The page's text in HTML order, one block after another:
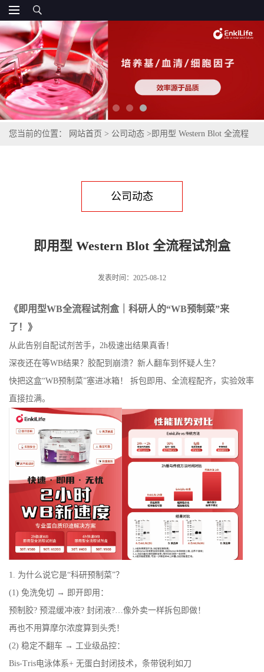
您当前的位置： 网站首页 > 公司动态 > 即用型 Western Blot 全流程
公司动态
即用型 Western Blot 全流程试剂盒
发表时间：2025-08-12
《即用型WB全流程试剂盒｜科研人的“WB预制菜”来
了！》
从此告别自配试剂苦手，2h极速出结果真香！
深夜还在等WB结果？胶配到崩溃？新人翻车到怀疑人生？
快把这盒“WB预制菜”塞进冰箱！ 拆包即用、全流程配齐，实验效率
直接拉满。
1. 为什么说它是“科研预制菜”？
(1) 免洗免切 → 即开即用：
预制胶? 预混缓冲液? 封闭液?…像外卖一样拆包即做！
再也不用算摩尔浓度算到头秃！
(2) 稳定不翻车 → 工业级品控：
Bis-Tris电泳体系+ 无蛋白封闭技术，条带锐利如刀